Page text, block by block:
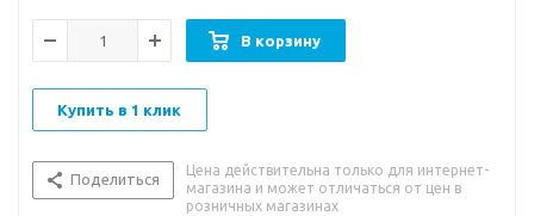
В корзину
Купить в 1 клик
Поделиться
Цена действительна только для интернет-
магазина и может отличаться от цен в
розничных магазинах